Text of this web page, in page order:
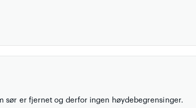
sør er fjernet og derfor ingen høydebegrensinger.